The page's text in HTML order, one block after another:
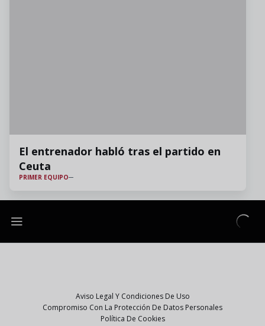
El entrenador habló tras el partido en
Ceuta
PRIMER EQUIPO
Aviso Legal Y Condiciones De Uso
Compromiso Con La Protección De Datos Personales
Política De Cookies